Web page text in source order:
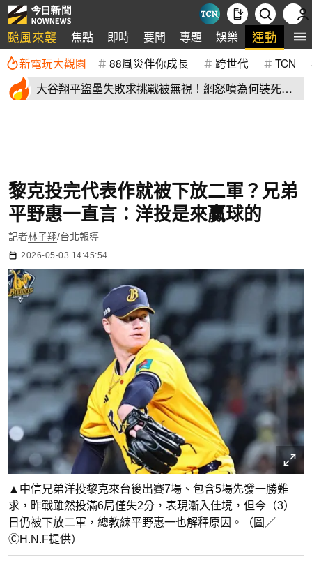
颱風來襲 焦點 即時 要聞 專題 娛樂 運動 全
新電玩大觀園 88風災伴你成長 跨世代 TCN
大谷翔平盜壘失敗求挑戰被無視！網怒噴為何裝死？
黎克投完代表作就被下放二軍？兄弟
平野惠一直言：洋投是來贏球的
記者林子翔/台北報導
2026-05-03 14:45:54
▲中信兄弟洋投黎克來台後出賽7場、包含5場先發一勝難
求，昨戰雖然投滿6局僅失2分，表現漸入佳境，但今（3）
日仍被下放二軍，總教練平野惠一也解釋原因。（圖／
ⒸH.N.F提供）